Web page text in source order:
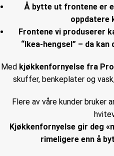
Å bytte ut frontene er
oppdatere
Frontene vi produserer
“Ikea-hengsel” – da
Med kjøkkenfornyelse fra
skuffer, benkeplater og
Flere av våre kunder bruker
Kjøkkenfornyelse gir deg
rimeligere enn å